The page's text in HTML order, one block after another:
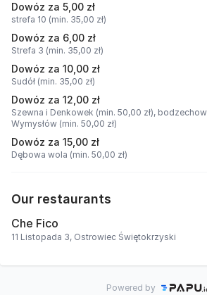
Dowóz za 5,00 zł
strefa 10 (min. 35,00 zł)
Dowóz za 6,00 zł
Strefa 3 (min. 35,00 zł)
Dowóz za 10,00 zł
Sudół (min. 35,00 zł)
Dowóz za 12,00 zł
Szewna i Denkowek (min. 50,00 zł), bodzechow
Wymysłów (min. 50,00 zł)
Dowóz za 15,00 zł
Dębowa wola (min. 50,00 zł)
Our restaurants
Che Fico
11 Listopada 3, Ostrowiec Świętokrzyski
Powered by